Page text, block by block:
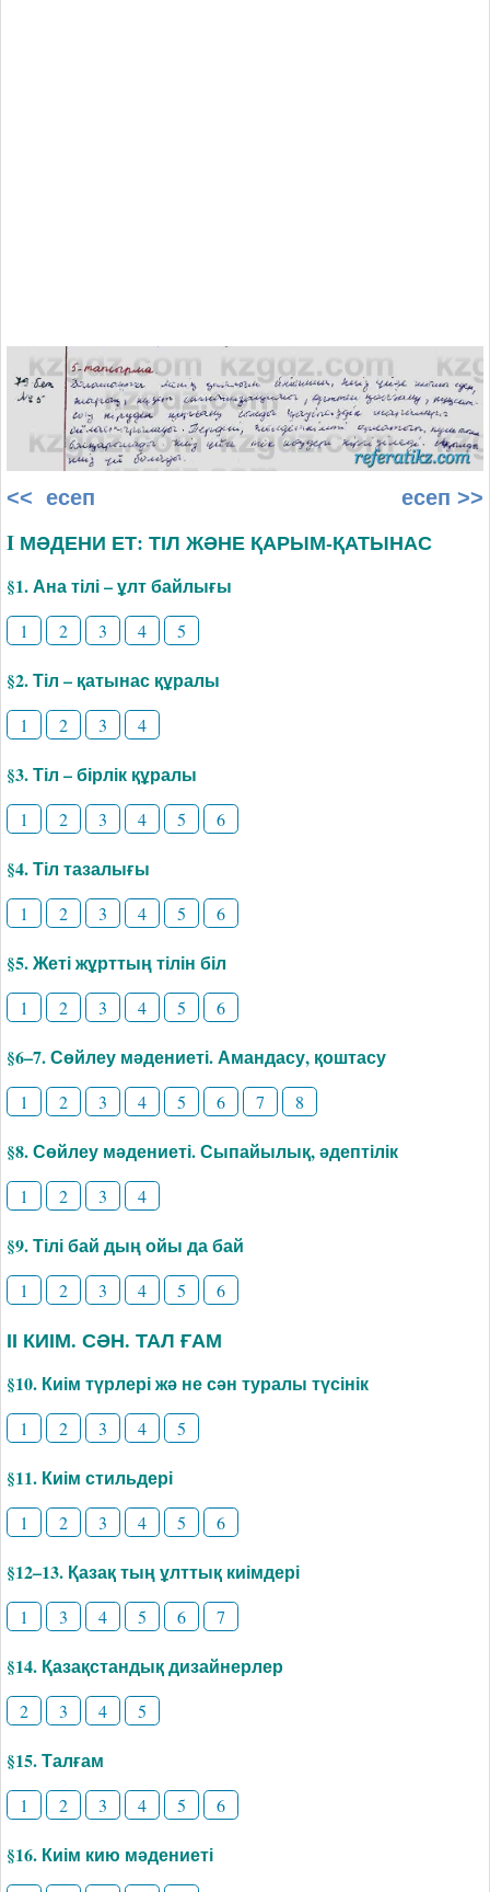
<< есеп есеп >>
I МӘДЕНИ ЕТ: ТІЛ ЖӘНЕ ҚАРЫМ-ҚАТЫНАС
§1. Ана тілі – ұлт байлығы
1 2 3 4 5
§2. Тіл – қатынас құралы
1 2 3 4
§3. Тіл – бірлік құралы
1 2 3 4 5 6
§4. Тіл тазалығы
1 2 3 4 5 6
§5. Жеті жұрттың тілін біл
1 2 3 4 5 6
§6–7. Сөйлеу мәдениеті. Амандасу, қоштасу
1 2 3 4 5 6 7 8
§8. Сөйлеу мәдениеті. Сыпайылық, әдептілік
1 2 3 4
§9. Тілі бай дың ойы да бай
1 2 3 4 5 6
ІІ КИІМ. СӘН. ТАЛ ҒАМ
§10. Киім түрлері жә не сән туралы түсінік
1 2 3 4 5
§11. Киім стильдері
1 2 3 4 5 6
§12–13. Қазақ тың ұлттық киімдері
1 3 4 5 6 7
§14. Қазақстандық дизайнерлер
2 3 4 5
§15. Талғам
1 2 3 4 5 6
§16. Киім кию мәдениеті